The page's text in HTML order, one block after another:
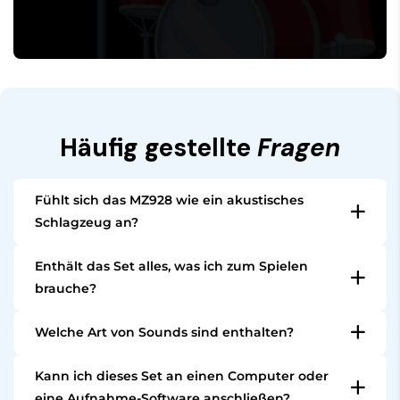
Häufig gestellte Fragen
Fühlt sich das MZ928 wie ein akustisches
Schlagzeug an?
Ja. Mit seiner großen 20” Mesh-Bassdrum, Mesh-
Snare und Toms, einer dreizonigen Ride cymbal und
ein authentisches Spielgefühl, das einem
Enthält das Set alles, was ich zum Spielen
brauche?
Das Set enthält das Drum-Modul, Pads, Becken,
Drumhocker, Kopfhörer, ein Paar deiner
Lieblingsstöcke und optional einen Verstärker, um
Welche Art von Sounds sind enthalten?
Du erhältst über 900 hochwertige Sounds, die
akustische Sets, elektronische Schlagzeuge,
Kann ich dieses Set an einen Computer oder